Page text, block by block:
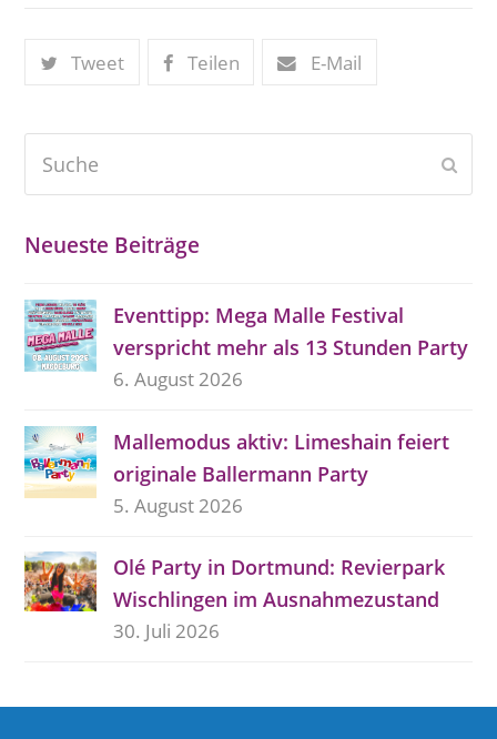
Tweet Teilen E-Mail
Neueste Beiträge
Eventtipp: Mega Malle Festival
verspricht mehr als 13 Stunden Party
6. August 2026
Mallemodus aktiv: Limeshain feiert
originale Ballermann Party
5. August 2026
Olé Party in Dortmund: Revierpark
Wischlingen im Ausnahmezustand
30. Juli 2026